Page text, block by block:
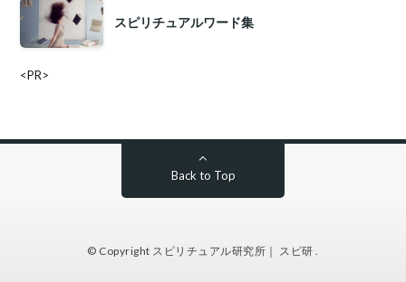
スピリチュアルワード集
<PR>
Back to Top
© Copyright スピリチュアル研究所｜ スピ研